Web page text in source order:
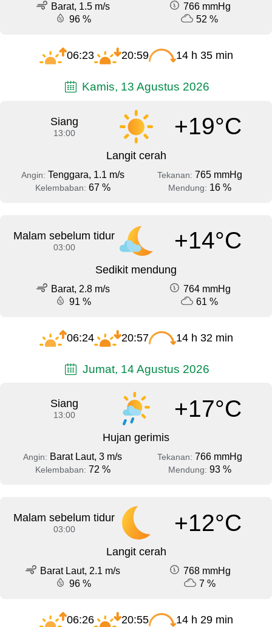
Barat, 1.5 m/s
766 mmHg
96 %
52 %
06:23 20:59 14 h 35 min
Kamis, 13 Agustus 2026
Siang
13:00 +19°C
Langit cerah
Angin: Tenggara, 1.1 m/s Tekanan: 765 mmHg
Kelembaban: 67 % Mendung: 16 %
Malam sebelum tidur
03:00 +14°C
Sedikit mendung
Barat, 2.8 m/s
764 mmHg
91 %
61 %
06:24 20:57 14 h 32 min
Jumat, 14 Agustus 2026
Siang
13:00 +17°C
Hujan gerimis
Angin: Barat Laut, 3 m/s Tekanan: 766 mmHg
Kelembaban: 72 % Mendung: 93 %
Malam sebelum tidur
03:00 +12°C
Langit cerah
Barat Laut, 2.1 m/s
768 mmHg
96 %
7 %
06:26 20:55 14 h 29 min